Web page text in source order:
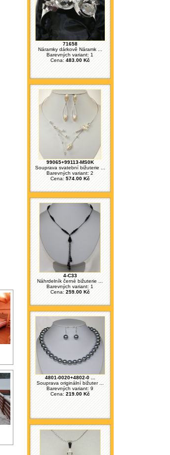
71658
Náramky dárkově Náramk ...
Barevných variant: 1
Cena: 483.00 Kč
99065+99113-MS0K
Souprava svatební bižuterie ...
Barevných variant: 2
Cena: 574.00 Kč
4-C33
Náhrdelník černé bižuterie ...
Barevných variant: 1
Cena: 259.00 Kč
4801-0020+4802-0 ...
Souprava originální bižuter ...
Barevných variant: 9
Cena: 219.00 Kč